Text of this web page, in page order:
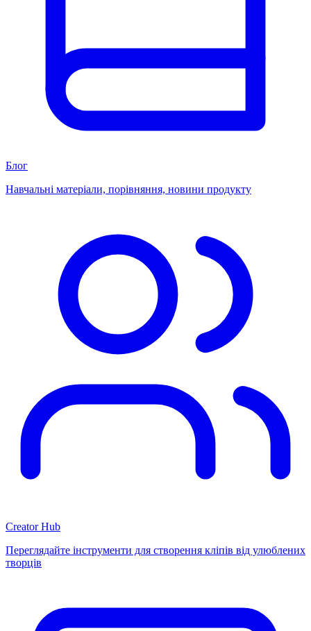
Блог
Навчальні матеріали, порівняння, новини продукту
Creator Hub
Переглядайте інструменти для створення кліпів від улюблених
творців